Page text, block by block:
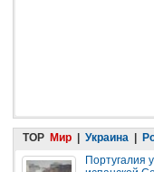
TOP Мир | Украина |
Португалия